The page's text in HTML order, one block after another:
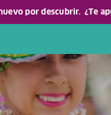
por descubrir. ¿Te